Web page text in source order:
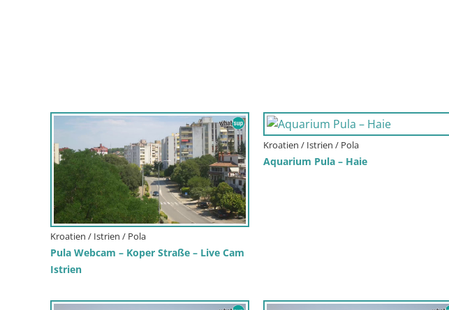
Kroatien / Istrien / Pola
Pula Webcam – Koper Straße – Live Cam
Istrien
Kroatien / Istrien / Pola
Aquarium Pula – Haie